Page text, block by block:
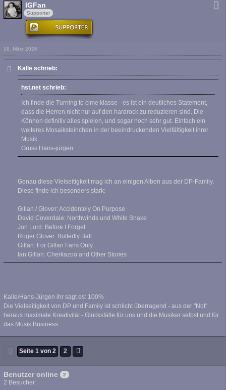
IGFan
Supporter
18. März 2026
Kalle schrieb:
hst.net schrieb:
Ich finde die Turning to cime klasse - es ist ein deutliches Statement,
dass die Herren nicht nur auf den hardrock zu reduzieren sind. Die
Können definitiv alles spielen, und sogar noch sehr gut. Einfach ein
weiteres Mosaiksteinchen in der beeindruckenden Vielfältigkeit ihrer
Musik.
Gruss Hans-jürgen
Genau diese Vielseitigkeit mag ich an einigen Alben aus der DP-Family.
Diese finde ich besonders stark:
Gillan / Glover: Accidentely On Purpose
David Coverdale: Northwinds und White Snake
Jon Lord: Before I Forget
Roger Glover: Butterfly Ball
Gillan: For Gillan Fans Only
Ian Gillan: Cherkazoo and Other Stories
Kalle/Hans-Jürgen ihr sagt es: 100%
Die Vielseitigkeit von DP und Family ist schlicht überragend - aus der "Not"
heraus maximale Kreativität - Glücksfälle für uns und die Musiker selbst und für
das Musik Business
Seite 1 von 2 2
Benutzer online 2
2 Besucher